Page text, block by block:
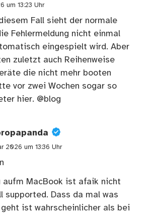
um 13:23 Uhr
Fall sieht der normale
Fehlermeldung nicht einmal
eingespielt wird. Aber
zuletzt auch Reihenweise
die nicht mehr booten
vor zwei Wochen sogar so
hier. @blog
2026 um 13:36 Uhr
aufm MacBook ist afaik nicht
supported. Dass da mal was
ist wahrscheinlicher als bei